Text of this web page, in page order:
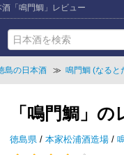
「鳴門鯛」レビュー
島の日本酒 ≫ 鳴門鯛 (なると
「鳴門鯛」
徳島県 / 本家松浦酒造場 /